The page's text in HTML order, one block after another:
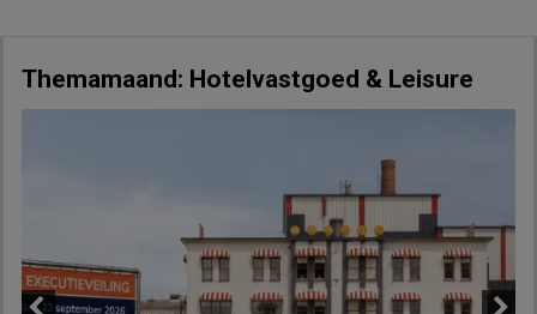
Themamaand: Hotelvastgoed & Leisure